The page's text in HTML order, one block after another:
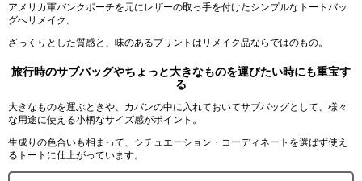
アメリカ軍バンクポーチを元にレザーの取っ手を付けたシンプルなトートバッ
グへリメイク。
ざっくりとした質感と、味のあるプリントはリメイク品ならではのもの。
旅行時のサブバッグやちょっと大きなものを運びたい時にも重宝す
る
大きなものを運ぶときや、カバンの中に入れておいてサブバッグとして、様々
な用途に使える小柄なサイズ感がポイント。
生成りの色合いも相まって、シチュエーション・コーディネートを選ばず使え
るトートに仕上がっています。